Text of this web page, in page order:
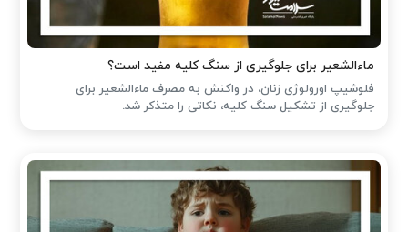
ماءالشعیر برای جلوگیری از سنگ کلیه مفید است؟
فلوشیپ اورولوژی زنان، در واکنش به مصرف ماءالشعیر برای
جلوگیری از تشکیل سنگ کلیه، نکاتی را متذکر شد.